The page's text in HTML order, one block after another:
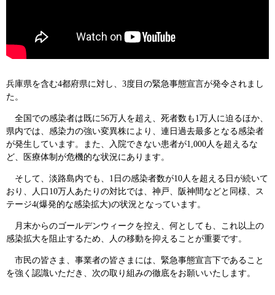
兵庫県を含む4都府県に対し、3度目の緊急事態宣言が発令されまし
た。
全国での感染者は既に56万人を超え、死者数も1万人に迫るほか、
県内では、感染力の強い変異株により、連日過去最多となる感染者
が発生しています。また、入院できない患者が1,000人を超えるな
ど、医療体制が危機的な状況にあります。
そして、淡路島内でも、1日の感染者数が10人を超える日が続いて
おり、人口10万人あたりの対比では、神戸、阪神間などと同様、ス
テージ4(爆発的な感染拡大)の状況となっています。
月末からのゴールデンウィークを控え、何としても、これ以上の
感染拡大を阻止するため、人の移動を抑えることが重要です。
市民の皆さま、事業者の皆さまには、緊急事態宣言下であること
を強く認識いただき、次の取り組みの徹底をお願いいたします。